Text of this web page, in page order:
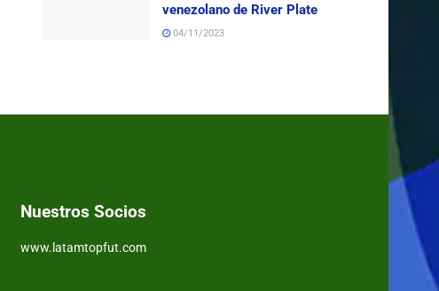
venezolano de River Plate
04/11/2023
Nuestros Socios
www.latamtopfut.com